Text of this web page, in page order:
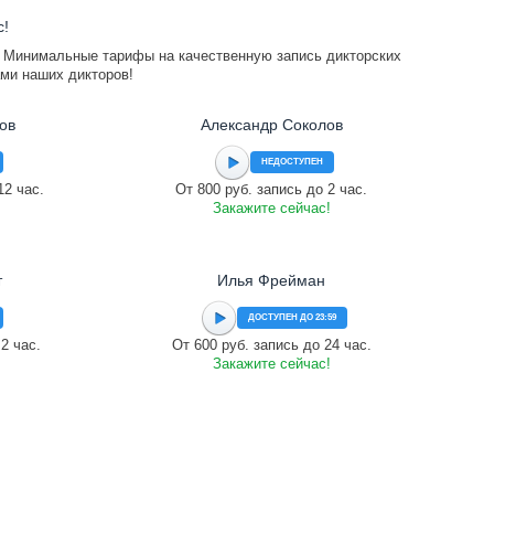
тарифы на качественную запись дикторских
наших дикторов!
час.
Александр Соколов
НЕДОСТУПЕН
От 800 руб. запись до 2 час.
Закажите сейчас!
час.
Илья Фрейман
ДОСТУПЕН ДО 23:59
От 600 руб. запись до 24 час.
Закажите сейчас!